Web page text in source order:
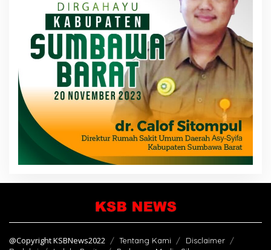
@Copyright KSBNews2022 Tentang Kami
Disclaimer